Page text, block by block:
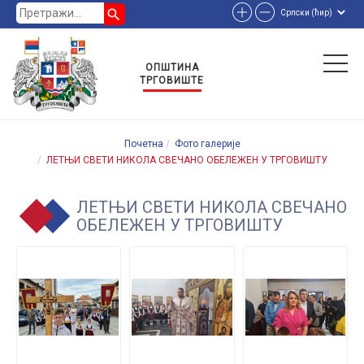
search
ОПШТИНА
ТРГОВИШТЕ
Почетна
Фото галерије
ЛЕТЊИ СВЕТИ НИКОЛА СВЕЧАНО ОБЕЛЕЖЕН У ТРГОВИШТУ
ЛЕТЊИ СВЕТИ НИКОЛА СВЕЧАНО
ОБЕЛЕЖЕН У ТРГОВИШТУ